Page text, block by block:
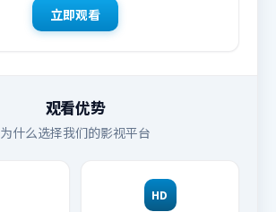
立即观看
观看优势
为什么选择我们的影视平台
HD